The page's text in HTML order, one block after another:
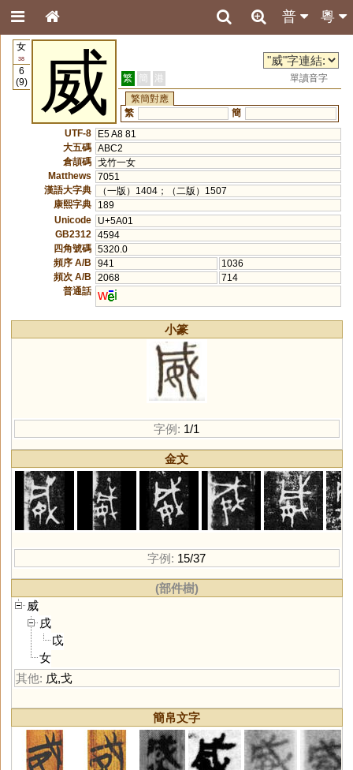
粵
普
女
38
6
(9)
威 繁 簡 港
單讀音字
繁簡對應
繁
簡
UTF-8
E5 A8 81
大五碼 ABC2
倉頡碼 戈竹一女
Matthews
7051
漢語大字典
（一版）1404；（二版）1507
康熙字典
189
Unicode
U+5A01
GB2312
4594
四角號碼 5320.0
頻序 A/B
941
1036
頻次 A/B
2068
714
普通話 w i
小篆
字例: 1/1
金文
字例: 15/37
(部件樹)
威
戌
戉
女
其他: 戊,戈
簡帛文字